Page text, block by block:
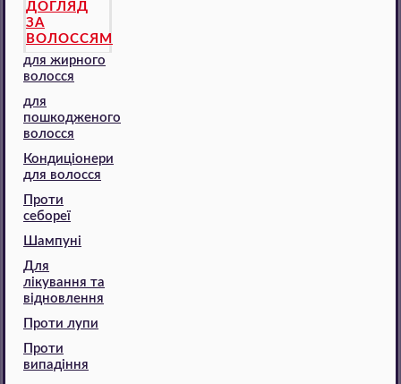
ДОГЛЯД
ЗА
ВОЛОССЯМ
для жирного
волосся
для
пошкодженого
волосся
Кондиціонери
для волосся
Проти
себореї
Шампуні
Для
лікування та
відновлення
Проти лупи
Проти
випадіння